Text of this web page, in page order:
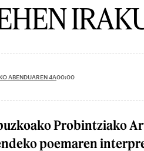
ABENDUAREN 4A00:00
Probintziako
poemaren